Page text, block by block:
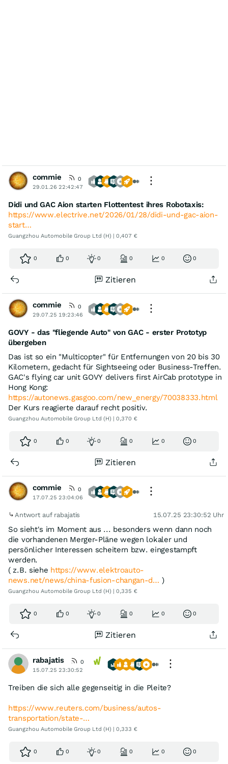
commie
0
29.01.26 22:42:47
Didi und GAC Aion starten Flottentest ihres Robotaxis:
https://www.electrive.net/2026/01/28/didi-und-gac-aion-
start…
Guangzhou Automobile Group Ltd (H) | 0,407 €
0 0 0 0 0 0
Zitieren
commie
0
29.07.25 19:23:46
GOVY - das "fliegende Auto" von GAC - erster Prototyp
übergeben
Das ist so ein "Multicopter" für Entfernungen von 20 bis 30
Kilometern, gedacht für Sightseeing oder Business-Treffen.
GAC's flying car unit GOVY delivers first AirCab prototype in
Hong Kong:
https://autonews.gasgoo.com/new_energy/70038333.html
Der Kurs reagierte darauf recht positiv.
Guangzhou Automobile Group Ltd (H) | 0,370 €
0 0 0 0 0 0
Zitieren
commie
0
17.07.25 23:04:06
Antwort auf rabajatis 15.07.25 23:30:52 Uhr
So sieht's im Moment aus ... besonders wenn dann noch
die vorhandenen Merger-Pläne wegen lokaler und
persönlicher Interessen scheitern bzw. eingestampft
werden.
( z.B. siehe https://www.elektroauto-
news.net/news/china-fusion-changan-d… )
Guangzhou Automobile Group Ltd (H) | 0,335 €
0 0 0 0 0 0
Zitieren
rabajatis
0
15.07.25 23:30:52
Treiben die sich alle gegenseitig in die Pleite?
https://www.reuters.com/business/autos-
transportation/state-…
Guangzhou Automobile Group Ltd (H) | 0,333 €
0 0 0 0 0 0